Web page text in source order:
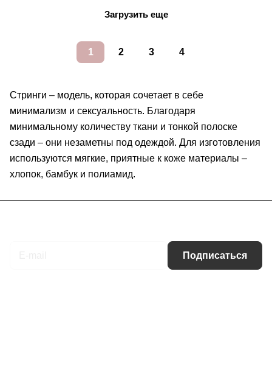
Загрузить еще
1 2 3 4
Стринги – модель, которая сочетает в себе
минимализм и сексуальность. Благодаря
минимальному количеству ткани и тонкой полоске
сзади – они незаметны под одеждой. Для изготовления
используются мягкие, приятные к коже материалы –
хлопок, бамбук и полиамид.
Подписаться